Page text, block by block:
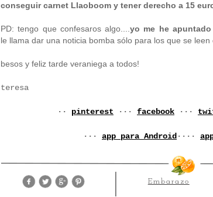
conseguir carnet Llaoboom y tener derecho a 15
PD: tengo que confesaros algo....yo me he
le llama dar una noticia bomba sólo para los que se leen
besos y feliz tarde veraniega a todos!
teresa
·· pinterest ··· facebook ···
··· app para Android ····
Embarazo